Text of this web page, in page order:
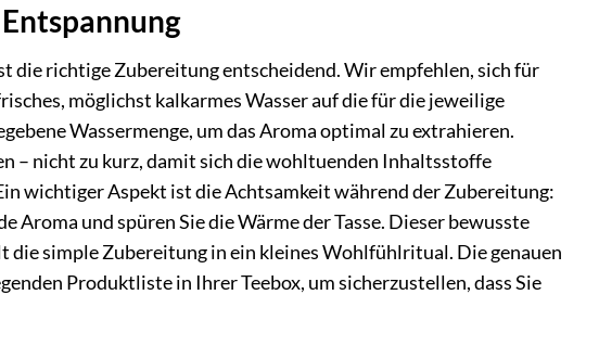
die richtige Zubereitung entscheidend. Wir empfehlen, sich für
möglichst kalkarmes Wasser auf die für die jeweilige
Wassermenge, um das Aroma optimal zu extrahieren.
– nicht zu kurz, damit sich die wohltuenden Inhaltsstoffe
wichtiger Aspekt ist die Achtsamkeit während der Zubereitung:
Aroma und spüren Sie die Wärme der Tasse. Dieser bewusste
die simple Zubereitung in ein kleines Wohlfühlritual. Die genauen
Produktliste in Ihrer Teebox, um sicherzustellen, dass Sie